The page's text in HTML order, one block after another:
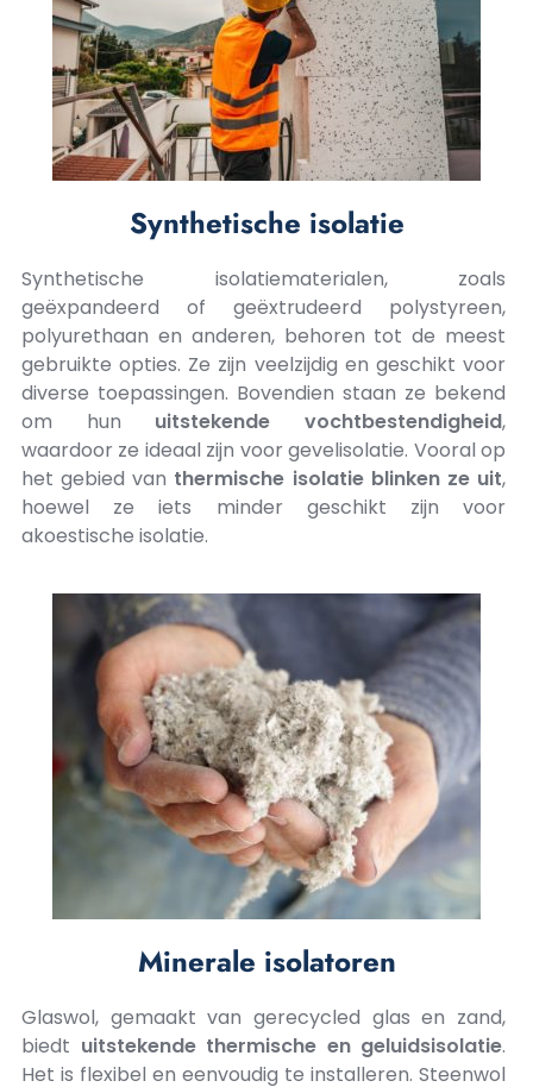
Synthetische isolatie
Synthetische isolatiematerialen, zoals
geëxpandeerd of geëxtrudeerd polystyreen,
polyurethaan en anderen, behoren tot de meest
gebruikte opties. Ze zijn veelzijdig en geschikt voor
diverse toepassingen. Bovendien staan ze bekend
om hun uitstekende vochtbestendigheid,
waardoor ze ideaal zijn voor gevelisolatie. Vooral op
het gebied van thermische isolatie blinken ze uit,
hoewel ze iets minder geschikt zijn voor
akoestische isolatie.
Minerale isolatoren
Glaswol, gemaakt van gerecycled glas en zand,
biedt uitstekende thermische en geluidsisolatie.
Het is flexibel en eenvoudig te installeren. Steenwol